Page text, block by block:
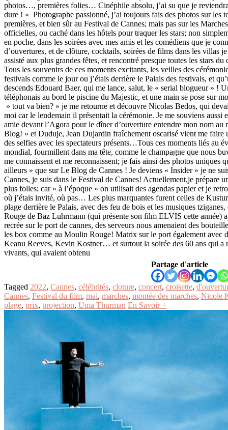
photos…, premières folies… Cinéphile absolu, j’ai su que je
dure ! « Photographe passionné, j’ai toujours fais des photos sur les
premières, et bien sûr au Festival de Cannes; mais pas sur les
officielles, ou caché dans les hôtels pour traquer les stars; non
en poche, dans les soirées avec mes amis et les comédiens que je
d’ouvertures, et de clôture, cocktails, soirées de films dans les villas
assisté aux plus grandes fêtes, et rencontré presque toutes les stars
Tous les souvenirs de ces moments excitants, les veilles des
festivals comme le jour ou j’étais derrière le Palais des festivals, et
descends Edouard Baer, qui me lance, salut, le « serial blogueur » !
téléphonais au bord le piscine du Majestic, et une main se pose sur
» tout va bien? » je me retourne et découvre Nicolas Bedos, qui
moi car le lendemain il présentait la cérémonie. Je me souviens aussi
amie devant l’Agora pour le dîner d’ouverture entendre mon nom
Blog! » et Duduje, Jean Dujardin fraîchement oscarisé vient me faire
des selfies avec les spectateurs présents…Tous ces moments liés au
mondial, fourmillent dans ma tête, comme le champagne que nous
me connaissent et me reconnaissent; je fais ainsi des photos uniques
ailleurs » que sur Le Blog de Cannes ! Je deviens « Insider » je ne
Cannes, je suis dans le Festival de Cannes! Actuellement,je prépare
plus folles; car « à l’époque » on utilisait des agendas papier et je
où j’étais invité, où pas… Les plus marquantes furent celles de
plage derrière le Palais, avec des feu de bois et les musiques
Rouge de Baz Luhrmann (qui présente son film ELVIS cette année)
recrée sur le port de cannes, des serveurs nous amenaient des
les box comme au Moulin Rouge! Matrix sur le port également avec
Keanu Reeves, Kevin Kostner… et surtout la soirée des 60 ans qui a
vivants, qui avaient obtenu
Partage d'article
Tagged 2022, Cannes, célébrités, cloture, concert, croisette,
Cannes, Festival du film, mai, marches, montée des marches, Nicole
plage, prix, projection, Uma Thurman En Savoir +